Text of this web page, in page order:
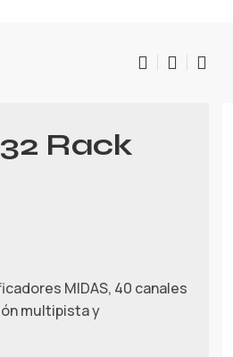
Rack
MIDAS, 40 canales
multipista y